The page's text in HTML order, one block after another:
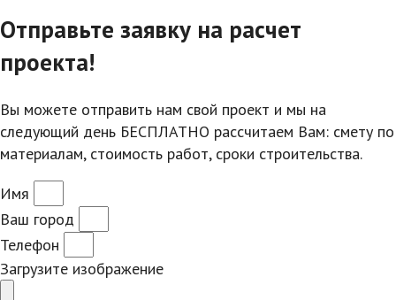
Отправьте заявку на расчет
проекта!
Вы можете отправить нам свой проект и мы на
следующий день БЕСПЛАТНО рассчитаем Вам: смету по
материалам, стоимость работ, сроки строительства.
Имя
Ваш город
Телефон
Загрузите изображение